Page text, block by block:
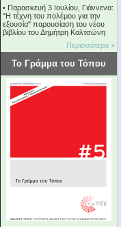
• Παρασκευή 3 Ιουλίου, Γιάννενα:
"Η τέχνη του πολέμου για την
εξουσία" παρουσίαση του νέου
βιβλίου του Δημήτρη Καλτσώνη
Περισσότερα »
Το Γράμμα του Τόπου